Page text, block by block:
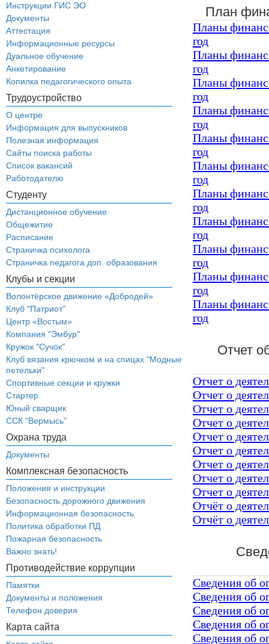
Инструкции ГИС ЭО
Документы
Аттестация
Информационные ресурсы
Дуальное обучение
Анкетирование
Копилка педагогического опыта
Трудоустройство
О центре
Информация для выпускников
Полезная информация
Сайты поиска работы
Список вакансий
Работодателю
Студенту
Дистанционное обучение
Общежитие
Расписание
Страничка психолога
Страничка педагога доп. образования
Клубы и секции
Волонтёрское движение «Добродей»
Клуб "Патриот"
Центр «Востым»
Компания "Эмбур"
Кружок "Сучок"
Клуб вязания крючком и на спицах "Модные
петельки"
Спортивные секции и кружки
Стартер
Юный сварщик
ССК "Вермысь"
Охрана труда
Документы
Комплексная безопасность
Положения и инструкции
Безопасность дорожного движения
Информационная безопасность
Политика обработки ПД
Пожарная безопасность
Важно знать!
Противодействие коррупции
Памятки
Документы и положения
Телефон доверия
Карта сайта
План
Планы
год
Планы
год
Планы
год
Планы
год
Планы
год
Планы
год
Планы
год
Планы
год
Планы
год
Планы
год
Планы
год
​Отчет
Отчет о
Отчет о
Отчет о
Отчет о
Отчет о
Отчет о
Отчет о
Отчет о
Отчет о
Отчёт о
Отчёт о
Сведения об
Сведения об
Сведения об
Сведения об
Сведения об